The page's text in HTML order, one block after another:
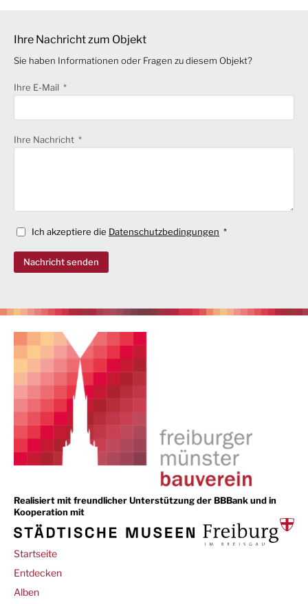
Ihre Nachricht zum Objekt
Sie haben Informationen oder Fragen zu diesem Objekt?
Ihre E-Mail
Ihre Nachricht
Ich akzeptiere die Datenschutzbedingungen
Nachricht senden
Realisiert mit freundlicher Unterstützung der BBBank und in
Kooperation mit
Main
navigation
Startseite
Entdecken
Alben